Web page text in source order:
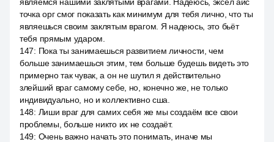
точка орг смог показать как минимум для тебя лично, что ты
являешься своим заклятым врагом. Я надеюсь, это бьёт
тебя прямым ударом.
147: Пока ты занимаешься развитием личности, чем
больше занимаешься этим, тем больше будешь видеть это
примерно так чувак, а он не шутил я действительно
злейший враг самому себе, но, конечно же, не только
индивидуально, но и коллективно сша.
148: Лиши враг для самих себя же мы создаём все свои
проблемы, больше никто их не создаёт.
149: Очень важно начать это понимать, иначе мы